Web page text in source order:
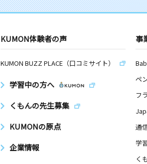
KUMON体験者の声
KUMON BUZZ PLACE（口コミサイト）
学習中の方へ
くもんの先生募集
KUMONの原点
企業情報
事
ペ
フ
通
学
く